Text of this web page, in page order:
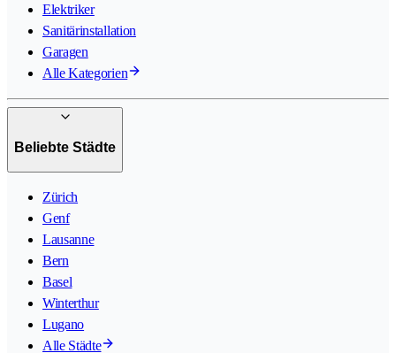
Elektriker
Sanitärinstallation
Garagen
Alle Kategorien
Beliebte Städte
Zürich
Genf
Lausanne
Bern
Basel
Winterthur
Lugano
Alle Städte